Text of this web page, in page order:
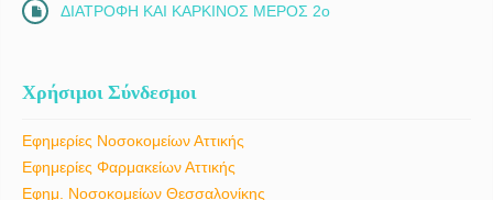
ΔΙΑΤΡΟΦΗ ΚΑΙ ΚΑΡΚΙΝΟΣ ΜΕΡΟΣ 2ο
Χρήσιμοι Σύνδεσμοι
Εφημερίες Νοσοκομείων Αττικής
Εφημερίες Φαρμακείων Αττικής
Εφημ. Νοσοκομείων Θεσσαλονίκης